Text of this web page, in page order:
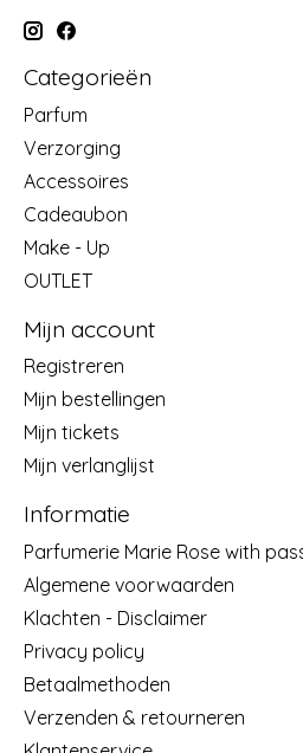
Categorieën
Parfum
Verzorging
Accessoires
Cadeaubon
Make - Up
OUTLET
Mijn account
Registreren
Mijn bestellingen
Mijn tickets
Mijn verlanglijst
Informatie
Parfumerie Marie Rose with
Algemene voorwaarden
Klachten - Disclaimer
Privacy policy
Betaalmethoden
Verzenden & retourneren